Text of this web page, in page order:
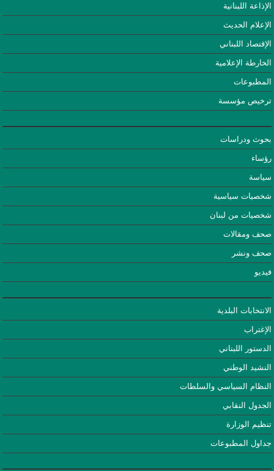
الإذاعة اللبنانية
الإعلام الحديث
الإقتصاد اللبناني
الخارطة الإعلامية
المطبوعات
ترخيص مؤسسة
بحوث ودراسات
رؤساء
سياسة
شخصيات سياسية
شخصيات من لبنان
صحف ومقالات
صحف ونشر
فيديو
الانتخابات البلدية
الإغتراب
الدستور اللبناني
النشيد الوطني
النظام السياسي والسلطات
الجدول النقابي
تنظيم الوزارة
جداول المطبوعات